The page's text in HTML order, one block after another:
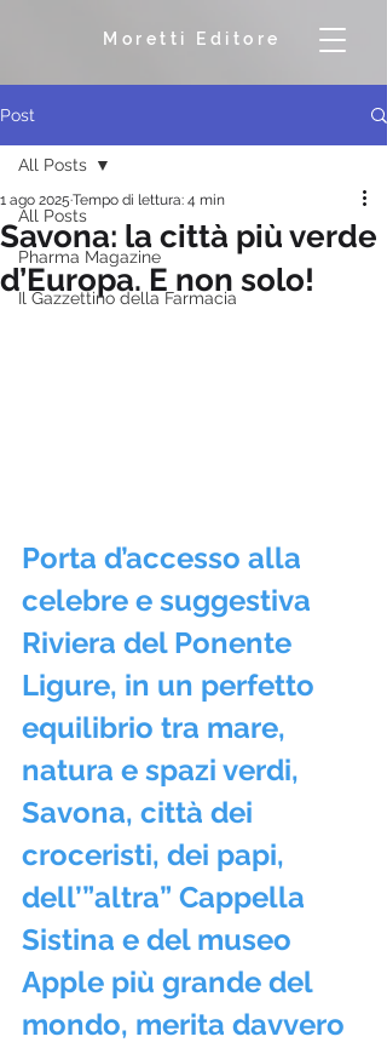
Moretti Editore
Post
All Posts
Pharma Magazine
Il Gazzettino della Farmacia
All Posts
Savona: la città più verde
d’Europa. E non solo!
1 ago 2025 Tempo di lettura: 4 min
Porta d’accesso alla
celebre e suggestiva
Riviera del Ponente
Ligure, in un perfetto
equilibrio tra mare,
natura e spazi verdi,
Savona, città dei
croceristi, dei papi,
dell’”altra” Cappella
Sistina e del museo
Apple più grande del
mondo, merita davvero